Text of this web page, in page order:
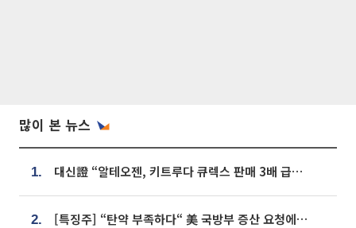
많이 본 뉴스
1. 대신證 “알테오젠, 키트루다 큐렉스 판매 3배 급증…목표가 41만원 상향”
2. [특징주] “탄약 부족하다“ 美 국방부 증산 요청에⋯국내 방산주 급등세